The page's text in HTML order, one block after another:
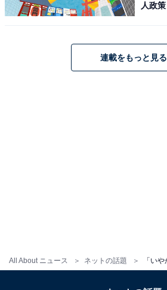
All About ニュース ネットの話題
人政策
連載をもっと見る